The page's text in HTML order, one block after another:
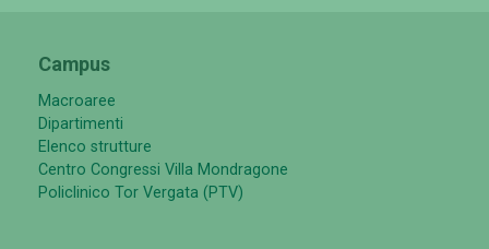
Campus
Macroaree
Dipartimenti
Elenco strutture
Centro Congressi Villa Mondragone
Policlinico Tor Vergata (PTV)